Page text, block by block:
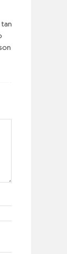
tan